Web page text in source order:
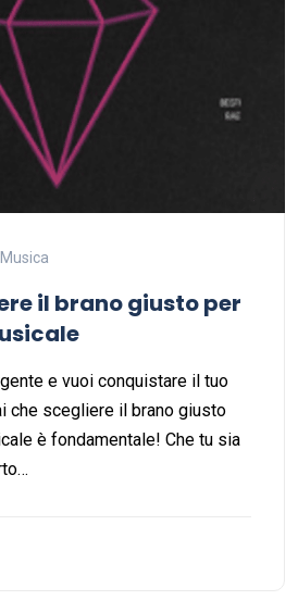
Musica
il brano giusto per
e vuoi conquistare il tuo
che scegliere il brano giusto
è fondamentale! Che tu sia